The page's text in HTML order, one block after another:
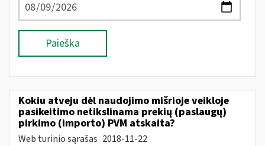
Paieška
Kokiu atveju dėl naudojimo mišrioje veikloje
pasikeitimo netikslinama prekių (paslaugų)
pirkimo (importo) PVM atskaita?
Web turinio sąrašas 2018-11-22